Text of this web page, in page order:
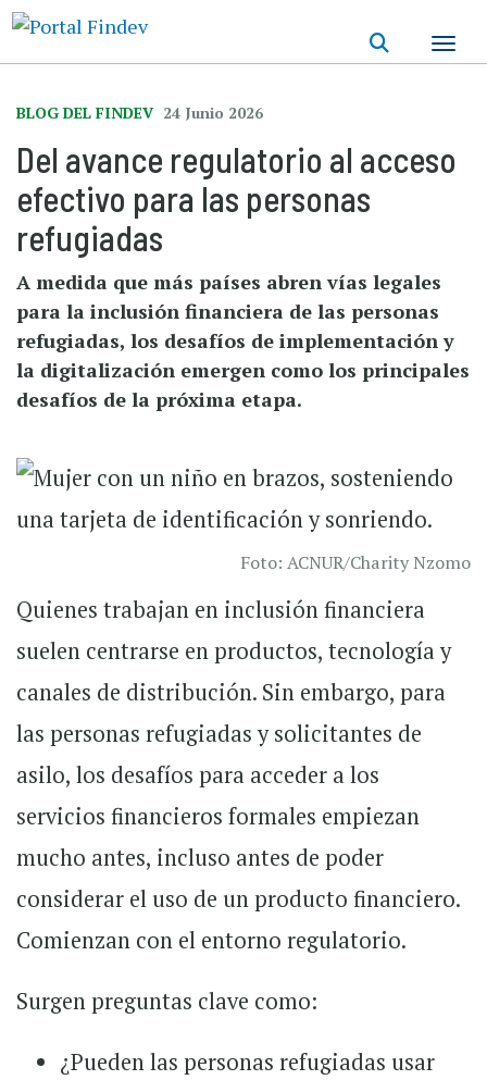
principal
BLOG DEL FINDEV 24 Junio 2026
Del avance regulatorio al acceso
efectivo para las personas
refugiadas
A medida que más países abren vías legales
para la inclusión financiera de las personas
refugiadas, los desafíos de implementación y
la digitalización emergen como los principales
desafíos de la próxima etapa.
Foto: ACNUR/Charity Nzomo
Quienes trabajan en inclusión financiera
suelen centrarse en productos, tecnología y
canales de distribución. Sin embargo, para
las personas refugiadas y solicitantes de
asilo, los desafíos para acceder a los
servicios financieros formales empiezan
mucho antes, incluso antes de poder
considerar el uso de un producto financiero.
Comienzan con el entorno regulatorio.
Surgen preguntas clave como:
¿Pueden las personas refugiadas usar